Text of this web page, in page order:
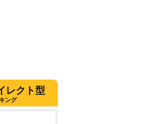
レクト型
ング